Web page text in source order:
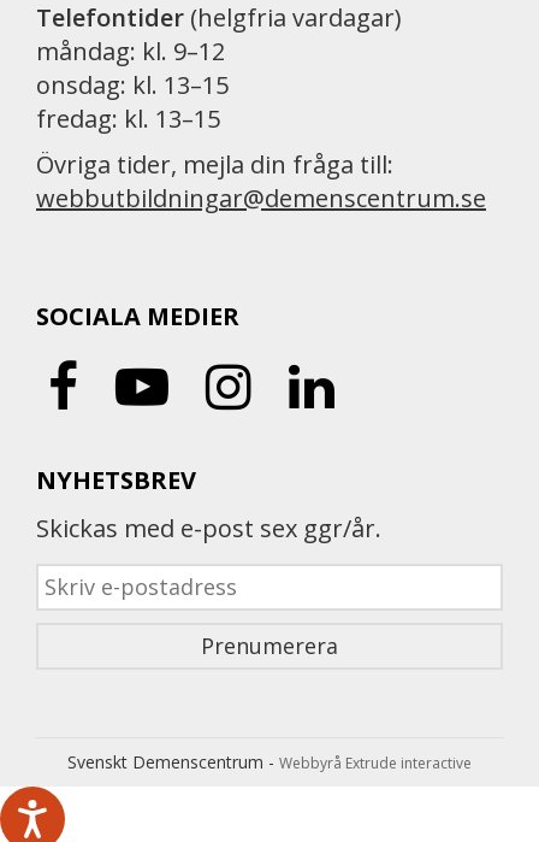
Telefontider (helgfria vardagar)
måndag: kl. 9–12
onsdag: kl. 13–15
fredag: kl. 13–15
Övriga tider, mejla din fråga till:
webbutbildningar@demenscentrum.se
SOCIALA MEDIER
NYHETSBREV
Skickas med e-post sex ggr/år.
Svenskt Demenscentrum - Webbyrå Extrude interactive